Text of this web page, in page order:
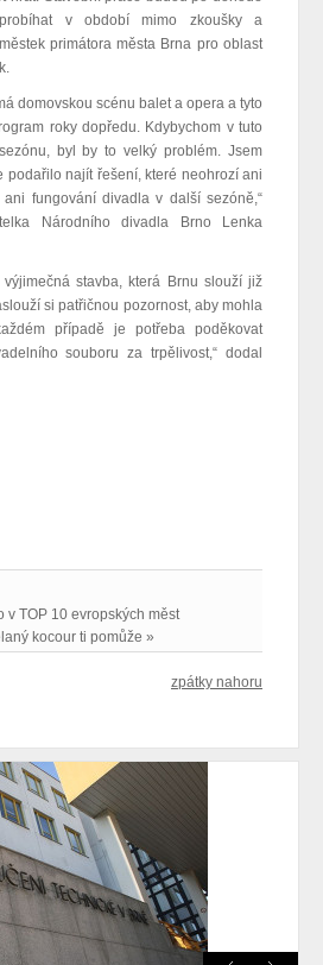
v období mimo zkoušky a
primátora města Brna pro oblast
domovskou scénu balet a opera a tyto
roky dopředu. Kdybychom v tuto
byl by to velký problém. Jsem
podařilo najít řešení, které neohrozí ani
fungování divadla v další sezóně,“
Národního divadla Brno Lenka
výjimečná stavba, která Brnu slouží již
si patřičnou pozornost, aby mohla
případě je potřeba poděkovat
souboru za trpělivost,“ dodal
v TOP 10 evropských měst
kocour ti pomůže »
zpátky nahoru